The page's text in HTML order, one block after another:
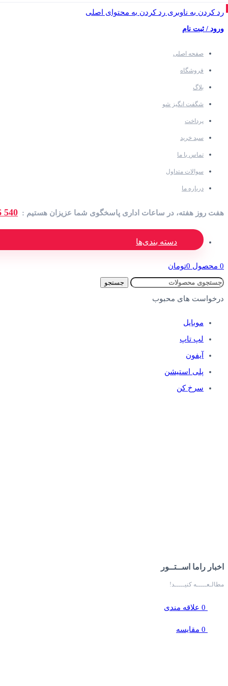
رد کردن به ناوبری رد کردن به محتوای اصلی
ورود / ثبت نام
صفحه اصلی
فروشگاه
بلاگ
شگفت انگیز شو
پرداخت
سبد خرید
تماس با ما
سوالات متداول
درباره ما
هفت روز هفته، در ساعات اداری پاسخگوی شما عزیزان هستیم : 540 46 45
دسته بندی‌ها
0 محصول 0تومان
جستجو
درخواست های محبوب
موبایل
لپ تاپ
آیفون
پلی استیشن
سرخ کن
اخبار راما اســتــور
مطالـعـــــه کنیـــــد!
0 علاقه مندی
0 مقایسه